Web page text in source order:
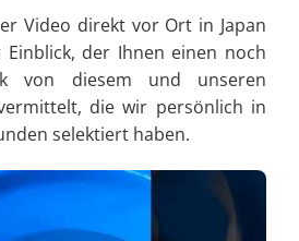
Video direkt vor Ort in Japan
der Ihnen einen noch
von diesem und unseren
die wir persönlich in
selektiert haben.